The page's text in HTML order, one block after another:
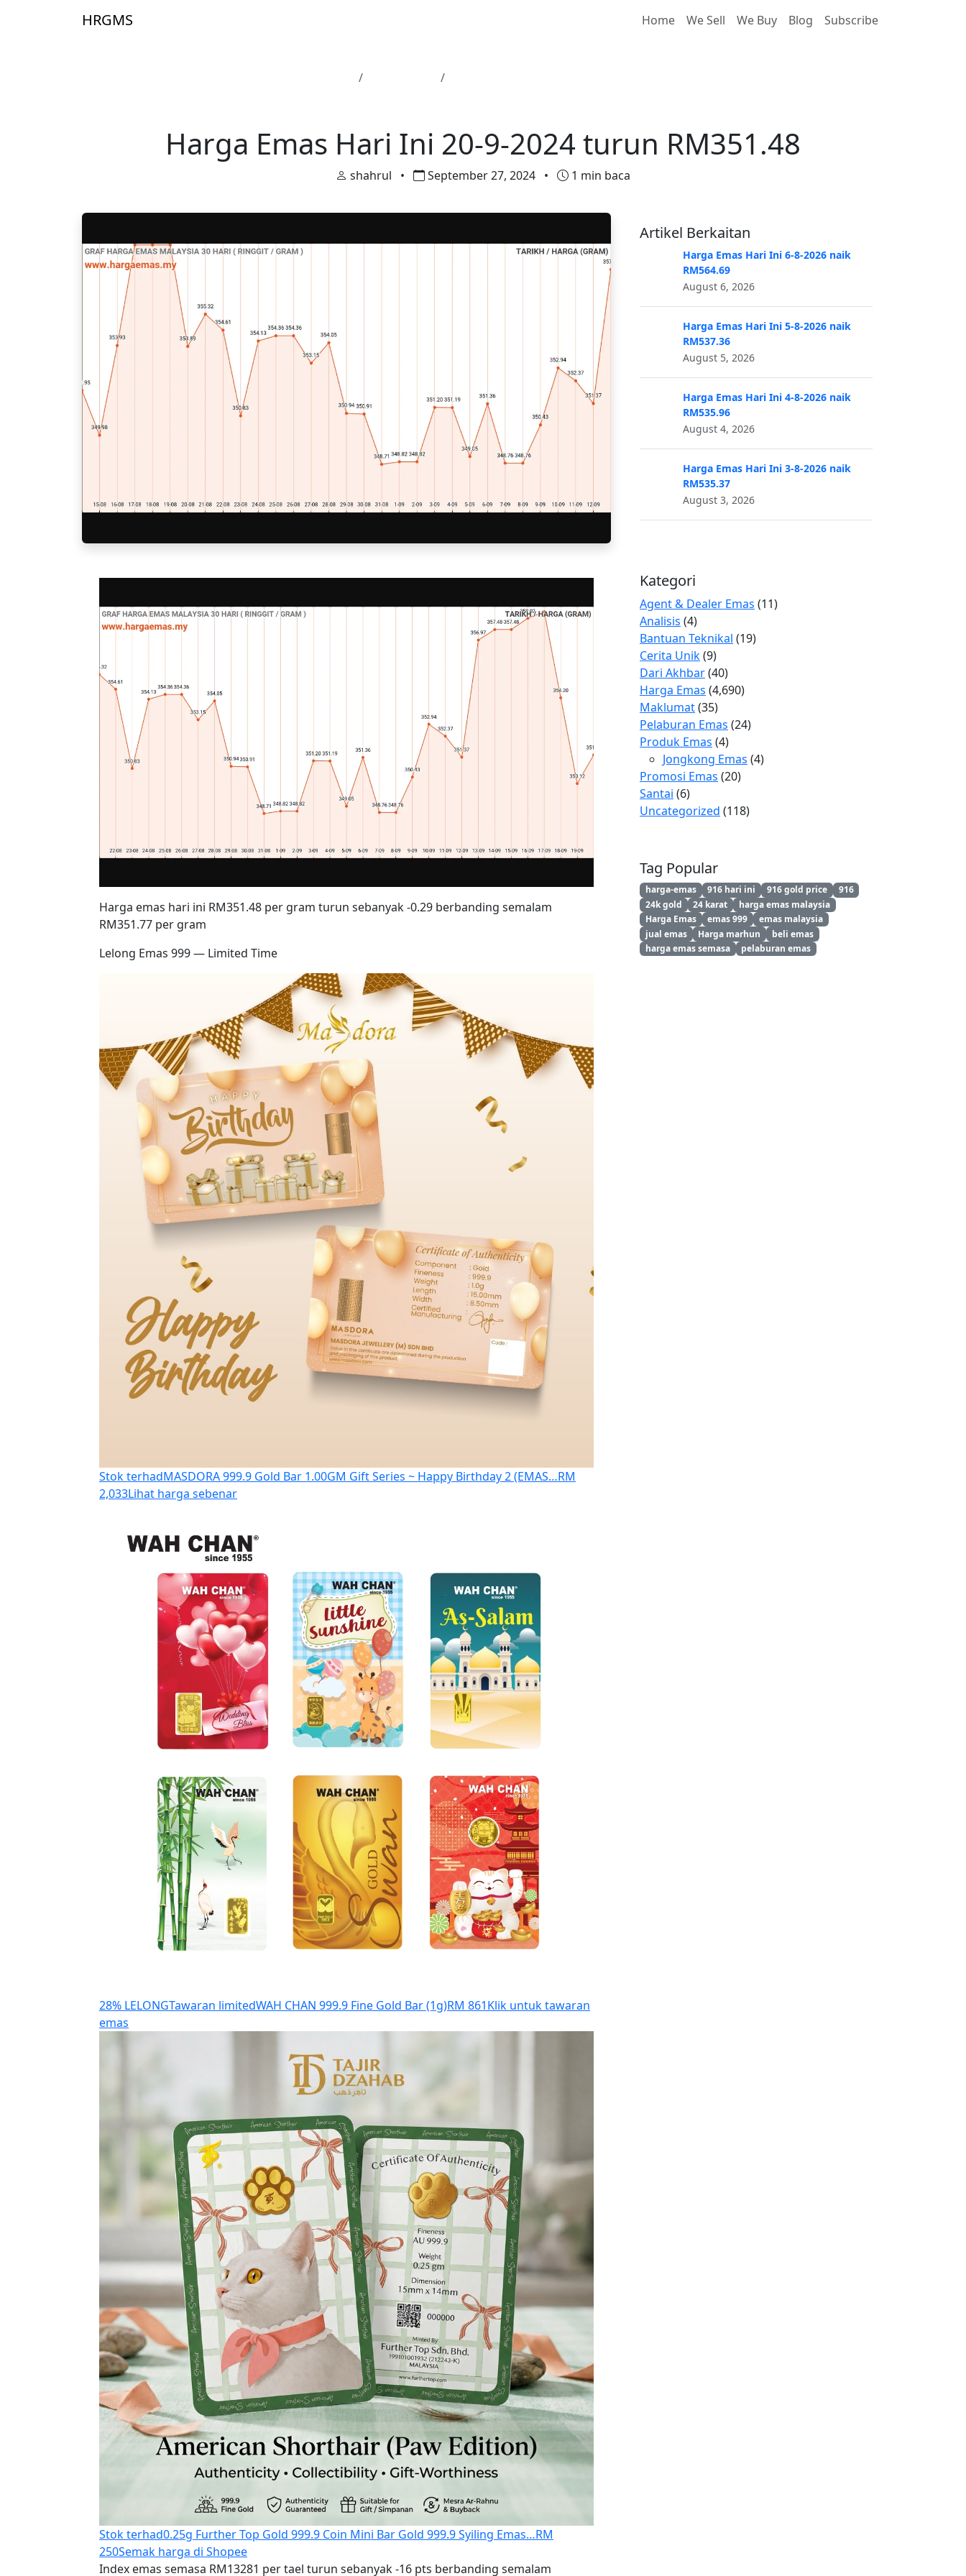
HRGMS Home We Sell We Buy Blog Subscribe
Harga Emas Hari Ini 20-9-2024 turun RM351.48
shahrul • September 27, 2024 • 1 min baca
Harga emas hari ini RM351.48 per gram turun sebanyak -0.29 berbanding semalam
RM351.77 per gram
Lelong Emas 999 — Limited Time
Stok terhadMASDORA 999.9 Gold Bar 1.00GM Gift Series ~ Happy Birthday 2 (EMAS…RM
2,033Lihat harga sebenar
28% LELONGTawaran limitedWAH CHAN 999.9 Fine Gold Bar (1g)RM 861Klik untuk tawaran
emas
Stok terhad0.25g Further Top Gold 999.9 Coin Mini Bar Gold 999.9 Syiling Emas…RM
250Semak harga di Shopee
Index emas semasa RM13281 per tael turun sebanyak -16 pts berbanding semalam
Artikel Berkaitan
Harga Emas Hari Ini 6-8-2026 naik
RM564.69
August 6, 2026
Harga Emas Hari Ini 5-8-2026 naik
RM537.36
August 5, 2026
Harga Emas Hari Ini 4-8-2026 naik
RM535.96
August 4, 2026
Harga Emas Hari Ini 3-8-2026 naik
RM535.37
August 3, 2026
Kategori
Agent & Dealer Emas (11)
Analisis (4)
Bantuan Teknikal (19)
Cerita Unik(9)
Dari Akhbar(40)
Harga Emas (4,690)
Maklumat(35)
Pelaburan Emas (24)
Produk Emas (4)
Jongkong Emas (4)
Promosi Emas (20)
Santai (6)
Uncategorized (118)
Tag Popular
harga-emas 916 hari ini 916 gold price
916
24k gold
24 karat
harga emas malaysia
Harga Emas
emas 999
emas malaysia
jual emas
Harga marhun
beli emas
harga emas semasa
pelaburan emas